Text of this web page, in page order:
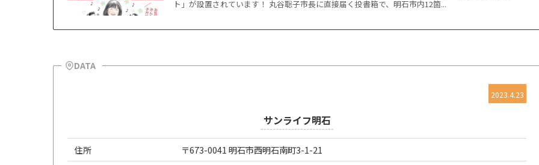
ト」が設置されています！ 丸谷聡子市長に直接届く投書箱で、明石市内12箇...
DATA
2023.4.23
サンライフ明石
住所
〒673-0041 明石市西明石南町3-1-21